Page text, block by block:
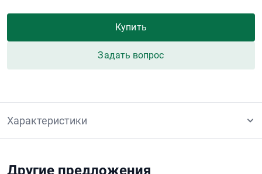
Купить
Задать вопрос
Характеристики
Другие предложения